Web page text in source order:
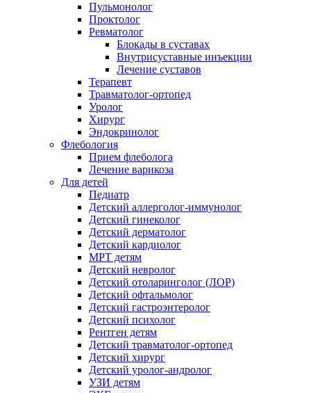
Пульмонолог
Проктолог
Ревматолог
Блокады в суставах
Внутрисуставные инъекции
Лечение суставов
Терапевт
Травматолог-ортопед
Уролог
Хирург
Эндокринолог
Флебология
Прием флеболога
Лечение варикоза
Для детей
Педиатр
Детский аллерголог-иммунолог
Детский гинеколог
Детский дерматолог
Детский кардиолог
МРТ детям
Детский невролог
Детский отоларинголог (ЛОР)
Детский офтальмолог
Детский гастроэнтеролог
Детский психолог
Рентген детям
Детский травматолог-ортопед
Детский хирург
Детский уролог-андролог
УЗИ детям